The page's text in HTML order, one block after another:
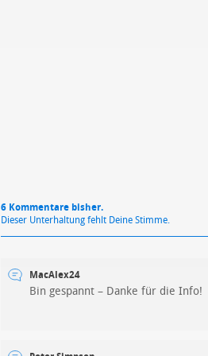
6 Kommentare bisher.
Dieser Unterhaltung fehlt Deine Stimme.
MacAlex24
Bin gespannt – Danke für die Info!